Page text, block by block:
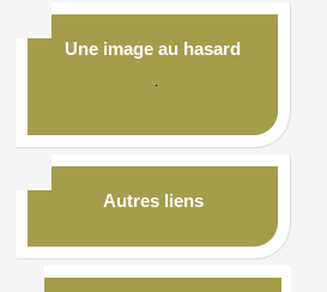
Une image au hasard
Autres liens